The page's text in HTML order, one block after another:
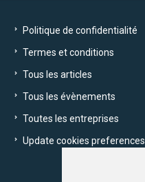
Politique de confidentialité
Termes et conditions
Tous les articles
Tous les évènements
Toutes les entreprises
Update cookies preferences